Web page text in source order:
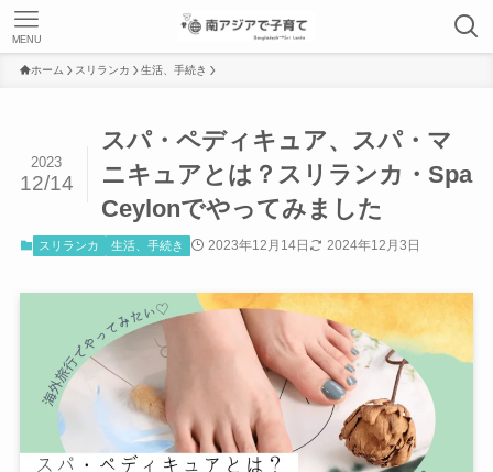
MENU
ホーム スリランカ 生活、手続き
スパ・ペディキュア、スパ・マ
ニキュアとは？スリランカ・Spa
Ceylonでやってみました
2023
12/14
スリランカ 生活、手続き 2023年12月14日 2024年12月3日